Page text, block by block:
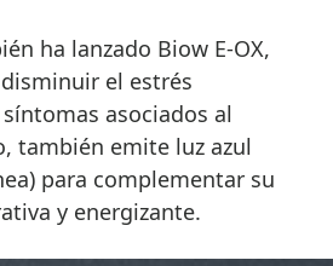
ha lanzado Biow E-OX,
el estrés
asociados al
también emite luz azul
para complementar su
y energizante.